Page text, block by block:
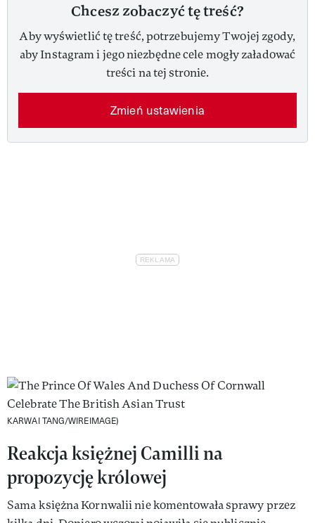
Chcesz zobaczyć tę treść?
Aby wyświetlić tę treść, potrzebujemy Twojej zgody,
aby Instagram i jego niezbędne cele mogły załadować
treści na tej stronie.
Zmień ustawienia
KARWAI TANG/WIREIMAGE)
Reakcja księżnej Camilli na
propozycję królowej
Sama księżna Kornwalii nie komentowała sprawy przez